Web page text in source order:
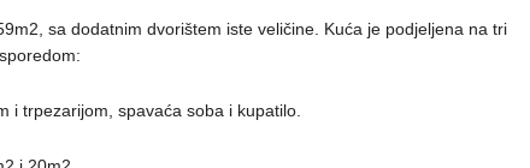
sa dodatnim dvorištem iste veličine. Kuća je podjeljena na tri
i trpezarijom, spavaća soba i kupatilo.